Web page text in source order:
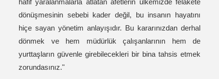
hafif yaralanmalarla atlatan afetlerin ülkemizde felakete
dönüşmesinin sebebi kader değil, bu insanın hayatını
hiçe sayan yönetim anlayışıdır. Bu kararınızdan derhal
dönmek ve hem müdürlük çalışanlarının hem de
yurttaşların güvenle girebilecekleri bir bina tahsis etmek
zorundasınız."